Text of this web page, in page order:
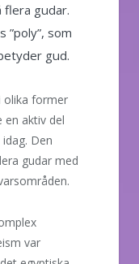
gudar.
som
gud.
olika former
en aktiv del
Den
gudar med
var